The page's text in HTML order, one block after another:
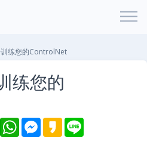
练您的ControlNet
练您的
T
e
W
h
M
e
K
a